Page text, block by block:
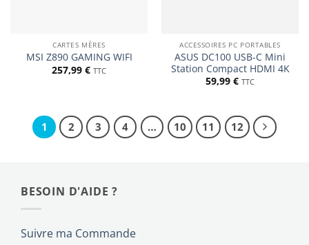
CARTES MÈRES
MSI Z890 GAMING WIFI
257,99 € TTC
ACCESSOIRES PC PORTABLES
ASUS DC100 USB-C Mini
Station Compact HDMI 4K
59,99 € TTC
1 2 3 4 … 10 11 12
BESOIN D'AIDE ?
Suivre ma Commande